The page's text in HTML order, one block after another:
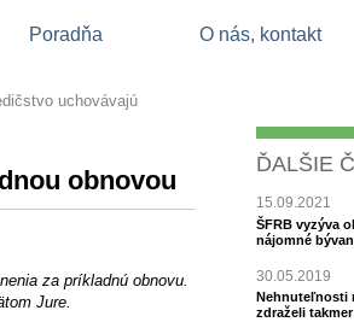
Poradňa O nás, kontakt
uchovávajú
obnovou
za príkladnú obnovu.
Jure.
ĎALŠIE
15.09.2021
ŠFRB vyzýva
nájomné
30.05.2019
Nehnuteľnosti
zdraželi